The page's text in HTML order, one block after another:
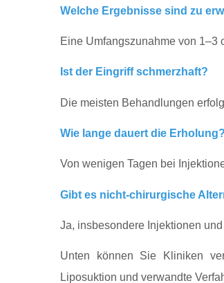
Welche Ergebnisse sind zu
Eine Umfangszunahme von 1–3
Ist der Eingriff schmerzhaft?
Die meisten Behandlungen
Wie lange dauert die Erholung?
Von wenigen Tagen bei
Gibt es nicht-chirurgische
Ja, insbesondere Injektionen
Unten können Sie Kliniken
Liposuktion und verwandte